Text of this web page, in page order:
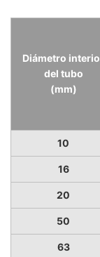
Diámetro
del tubo
(mm)
10
16
20
50
63